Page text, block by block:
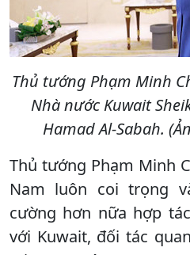
Thủ tướng Phạm Minh
Nhà nước Kuwait
Hamad Al-Sabah.
Thủ tướng Phạm Minh
Nam luôn coi trọng
cường hơn nữa hợp
với Kuwait, đối tác